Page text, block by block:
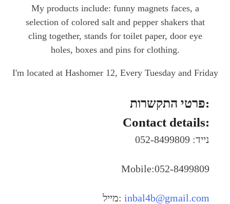
My products include: funny magnets faces, a
selection of colored salt and pepper shakers that
cling together, stands for toilet paper, door eye
holes, boxes and pins for clothing.
I'm located at Hashomer 12, Every Tuesday and Friday
פרטי התקשרות:
Contact details:
נייד: 052-8499809
Mobile:052-8499809
מייל: inbal4b@gmail.com